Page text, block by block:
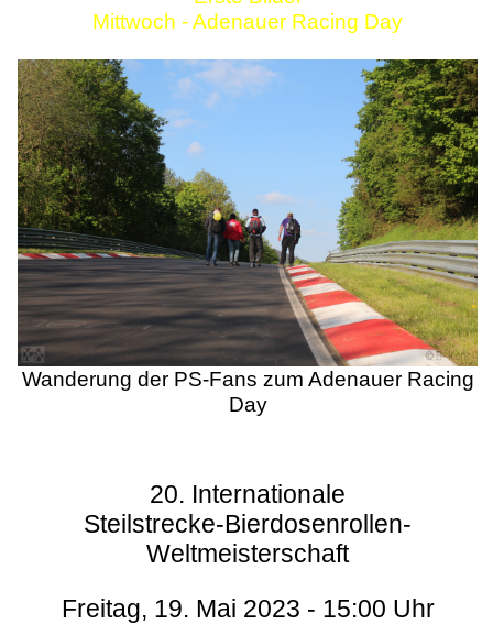
Mittwoch - Adenauer Racing Day
Wanderung der PS-Fans zum Adenauer Racing
Day
20. Internationale
Steilstrecke-Bierdosenrollen-
Weltmeisterschaft
Freitag, 19. Mai 2023 - 15:00 Uhr